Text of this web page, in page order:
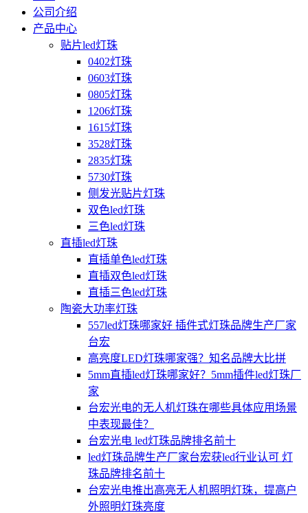
公司介绍
产品中心
贴片led灯珠
0402灯珠
0603灯珠
0805灯珠
1206灯珠
1615灯珠
3528灯珠
2835灯珠
5730灯珠
侧发光贴片灯珠
双色led灯珠
三色led灯珠
直插led灯珠
直插单色led灯珠
直插双色led灯珠
直插三色led灯珠
陶瓷大功率灯珠
557led灯珠哪家好 插件式灯珠品牌生产厂家
台宏
高亮度LED灯珠哪家强？知名品牌大比拼
5mm直插led灯珠哪家好？5mm插件led灯珠厂
家
台宏光电的无人机灯珠在哪些具体应用场景
中表现最佳？
台宏光电 led灯珠品牌排名前十
led灯珠品牌生产厂家台宏获led行业认可 灯
珠品牌排名前十
台宏光电推出高亮无人机照明灯珠，提高户
外照明灯珠亮度